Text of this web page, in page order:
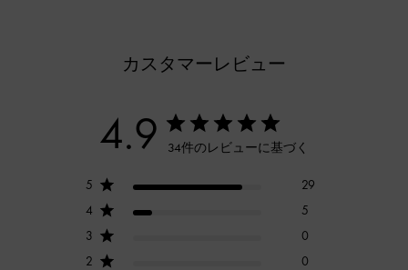
カスタマーレビュー
4.9 34件のレビューに基づく
5
29
4
5
3
0
2
0